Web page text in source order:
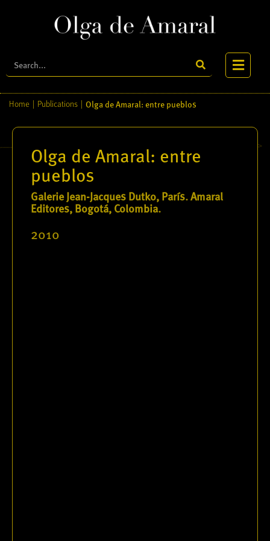
Home | Publications | Olga de Amaral: entre pueblos
Olga de Amaral: entre
pueblos
Galerie Jean-Jacques Dutko, París. Amaral
Editores, Bogotá, Colombia.
2010